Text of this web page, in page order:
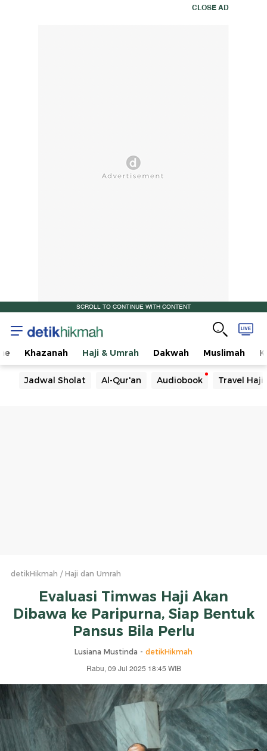
CLOSE AD
SCROLL TO CONTINUE WITH CONTENT
Khazanah Haji & Umrah Dakwah Muslimah
Jadwal Sholat Al-Qur'an Audiobook Travel Haji
detikHikmah Haji dan Umrah
Evaluasi Timwas Haji Akan
Dibawa ke Paripurna, Siap Bentuk
Pansus Bila Perlu
Lusiana Mustinda - detikHikmah
Rabu, 09 Jul 2025 18:45 WIB